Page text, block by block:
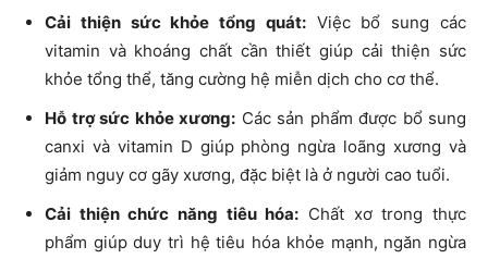
Cải thiện sức khỏe tổng quát:Việc bổ sung các
vitamin và khoáng chất cần thiết giúp cải thiện sức
khỏe tổng thể, tăng cường hệ miễn dịch cho cơ thể.
Hỗ trợ sức khỏe xương: Các sản phẩm được bổ sung
canxi và vitamin D giúp phòng ngừa loãng xương và
giảm nguy cơ gãy xương, đặc biệt là ở người cao tuổi.
Cải thiện chức năng tiêu hóa: Chất xơ trong thực
phẩm giúp duy trì hệ tiêu hóa khỏe mạnh, ngăn ngừa